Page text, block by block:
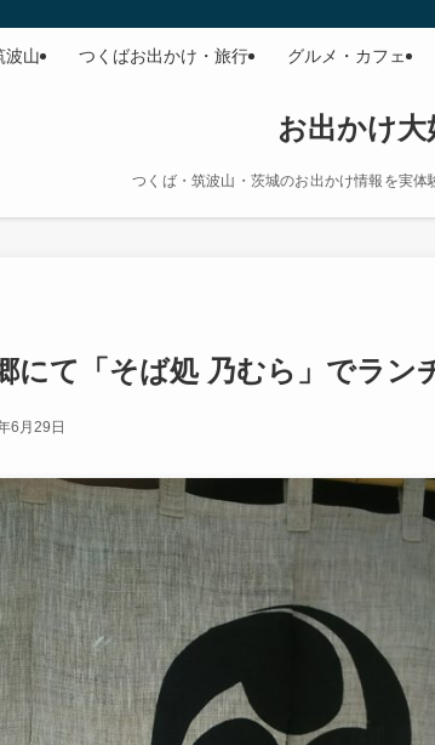
お出かけ
つくば・筑波山・茨城のお出かけ情報を実
波山 つくばお出かけ・旅行 グルメ・カフェ
にて「そば処 乃むら」でラン
6月29日